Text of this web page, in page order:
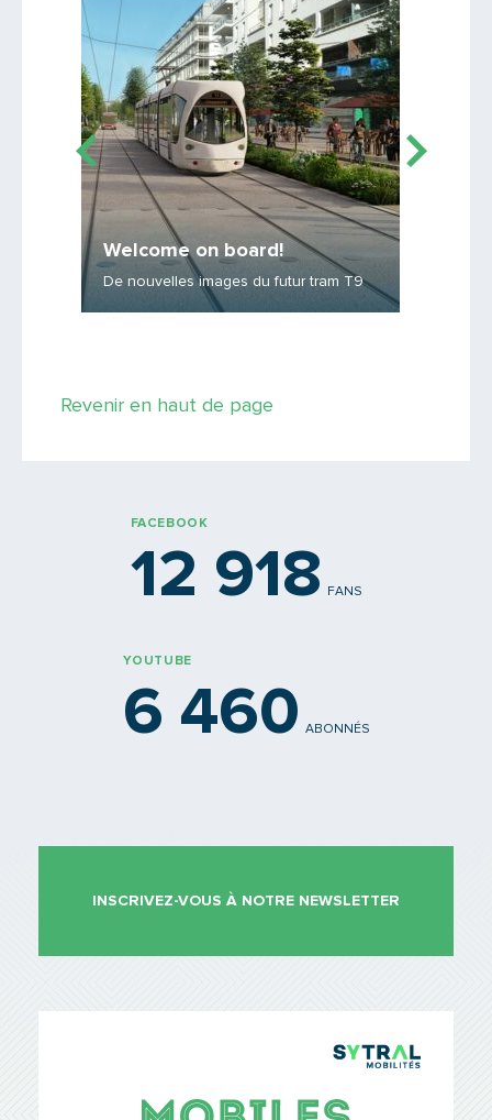
Lire la suite
Welcome on board!
De nouvelles images du futur tram T9
Revenir en haut de page
FACEBOOK
12 918 FANS
YOUTUBE
6 460 ABONNÉS
INSCRIVEZ-VOUS À NOTRE NEWSLETTER